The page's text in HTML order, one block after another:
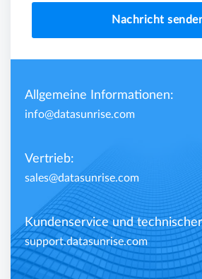
Nachricht
Allgemeine Informationen:
info@datasunrise.com
Vertrieb:
sales@datasunrise.com
Kundenservice und
support.datasunrise.com